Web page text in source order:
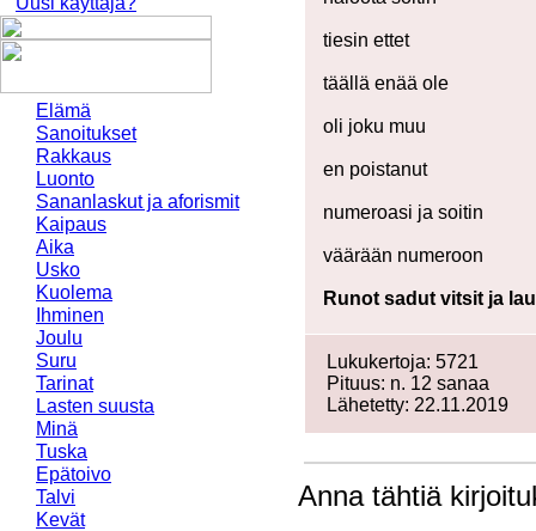
Elämä
Sanoitukset
Rakkaus
Luonto
Sananlaskut ja aforismit
Kaipaus
Aika
Usko
Kuolema
Ihminen
Joulu
Suru
Tarinat
Lasten suusta
Minä
Tuska
Epätoivo
Talvi
Kevät
tiesin ettet
täällä enää ole
oli joku muu
en poistanut
numeroasi ja soitin
väärään numeroon
Runot sadut vitsit ja
Lukukertoja: 5721
Pituus: n. 12 sanaa
Lähetetty: 22.11.2019
Anna tähtiä